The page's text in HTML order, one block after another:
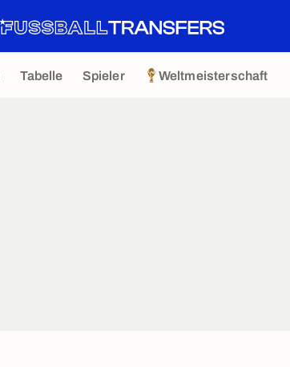
Tabelle Spieler Weltmeisterschaft